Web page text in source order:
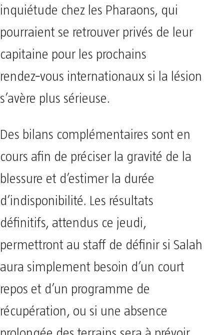
inquiétude chez les Pharaons, qui
pourraient se retrouver privés de leur
capitaine pour les prochains
rendez‑vous internationaux si la lésion
s’avère plus sérieuse.
Des bilans complémentaires sont en
cours afin de préciser la gravité de la
blessure et d’estimer la durée
d’indisponibilité. Les résultats
définitifs, attendus ce jeudi,
permettront au staff de définir si Salah
aura simplement besoin d’un court
repos et d’un programme de
récupération, ou si une absence